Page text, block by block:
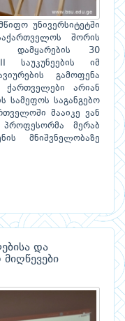
უნივერსიტეტში
შორის
დამყარების 30
საუკუნეების იმ
გამოფენა
არიან
სამეფოს საგანგებო
მააიკე ვან
მერაბ
მნიშვნელობაზე
და